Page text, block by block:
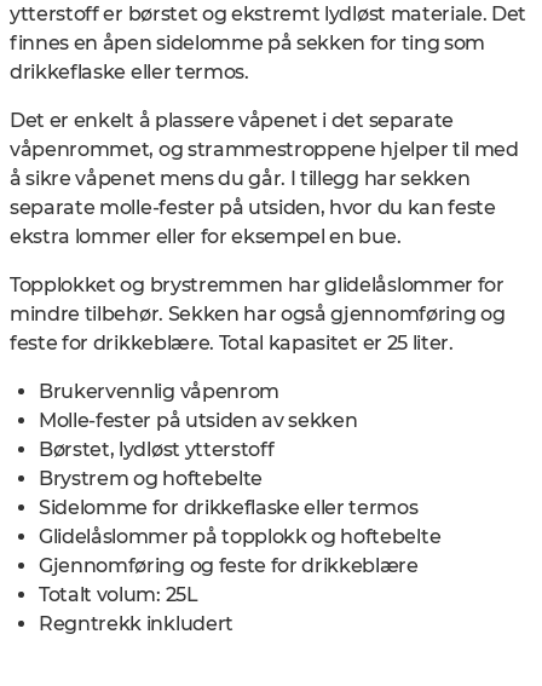
ytterstoff er børstet og ekstremt lydløst materiale. Det
finnes en åpen sidelomme på sekken for ting som
drikkeflaske eller termos.
Det er enkelt å plassere våpenet i det separate
våpenrommet, og strammestroppene hjelper til med
å sikre våpenet mens du går. I tillegg har sekken
separate molle-fester på utsiden, hvor du kan feste
ekstra lommer eller for eksempel en bue.
Topplokket og brystremmen har glidelåslommer for
mindre tilbehør. Sekken har også gjennomføring og
feste for drikkeblære. Total kapasitet er 25 liter.
Brukervennlig våpenrom
Molle-fester på utsiden av sekken
Børstet, lydløst ytterstoff
Brystrem og hoftebelte
Sidelomme for drikkeflaske eller termos
Glidelåslommer på topplokk og hoftebelte
Gjennomføring og feste for drikkeblære
Totalt volum: 25L
Regntrekk inkludert